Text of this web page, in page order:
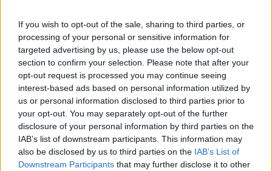
If you wish to opt-out of the sale, sharing to third parties, or
processing of your personal or sensitive information for
targeted advertising by us, please use the below opt-out
section to confirm your selection. Please note that after your
opt-out request is processed you may continue seeing
interest-based ads based on personal information utilized by
us or personal information disclosed to third parties prior to
your opt-out. You may separately opt-out of the further
disclosure of your personal information by third parties on the
IAB’s list of downstream participants. This information may
also be disclosed by us to third parties on the IAB’s List of
Downstream Participants that may further disclose it to other
Kínában az árbevétel 42,3 százalékkal csökkent,
elsősorban a kínai fehér szeszek kategóriájának
gyengélkedése miatt. A zuhanás mögött elsősorban a
volumen összeomlása áll. A kínai fehér szeszeknél a
forgalom 50,4 százalékkal esett vissza, miután a piaci és
szabályozási változások érdemben visszavetették a
fogyasztási alkalmak számát. A vállalat kiemeli, hogy...
KEDVES OLVASÓNK!